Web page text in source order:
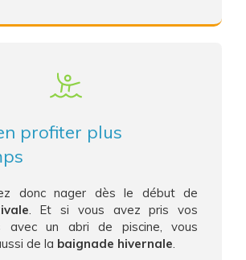
profiter plus
donc nager dès le début de
. Et si vous avez pris vos
avec un abri de piscine, vous
de la baignade hivernale.